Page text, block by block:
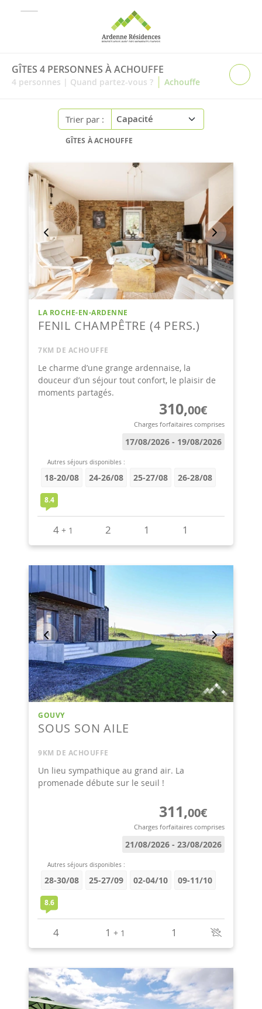
GÎTES 4 PERSONNES À ACHOUFFE
4 personnes | Quand partez-vous ? | Achouffe
Trier par :
GÎTES À ACHOUFFE